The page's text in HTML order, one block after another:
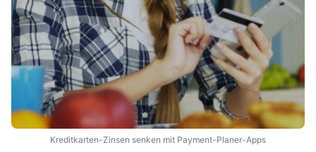
Kreditkarten-Zinsen senken mit Payment-Planer-Apps